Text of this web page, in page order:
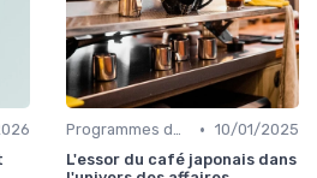
Programmes de Fidélité et Offres d'Entreprise • 10/01/2025
L'essor du café japonais dans